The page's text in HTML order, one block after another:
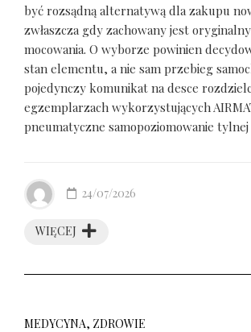
być rozsądną alternatywą dla zakupu
zwłaszcza gdy zachowany jest
mocowania. O wyborze powinien
stan elementu, a nie sam przebieg
pojedynczy komunikat na desce
egzemplarzach wykorzystujących
pneumatyczne samopoziomowanie tylnej
WIĘCEJ
24/07/2026
MEDYCYNA, ZDROWIE